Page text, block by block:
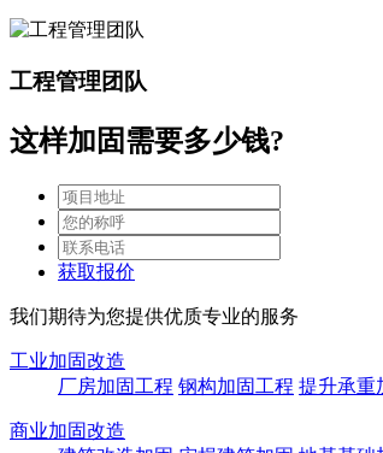
工程管理团队
这样加固需要多少钱?
获取报价
我们期待为您提供优质专业的服务
工业加固改造
厂房加固工程 钢构加固工程 提升承重
商业加固改造